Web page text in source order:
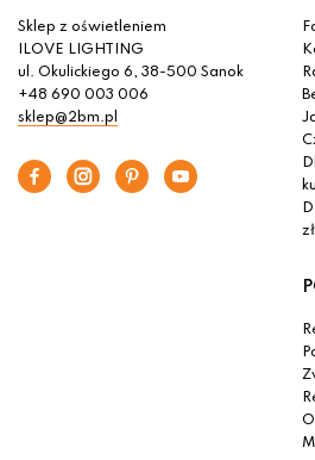
Sklep z oświetleniem
ILOVE LIGHTING
ul. Okulickiego 6, 38-500 Sanok
+48 690 003 006
sklep@2bm.pl
zł